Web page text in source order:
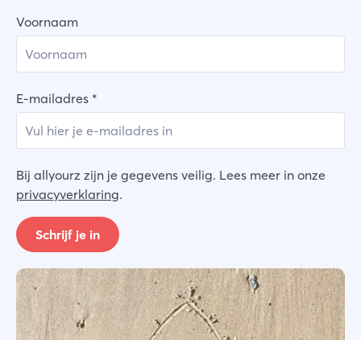
Voornaam
E-mailadres *
Bij allyourz zijn je gegevens veilig. Lees meer in onze
privacyverklaring.
Schrijf je in